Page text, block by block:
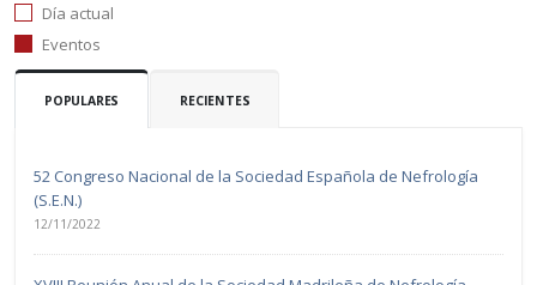
Día actual
Eventos
POPULARES RECIENTES
52 Congreso Nacional de la Sociedad Española de Nefrología
(S.E.N.)
12/11/2022